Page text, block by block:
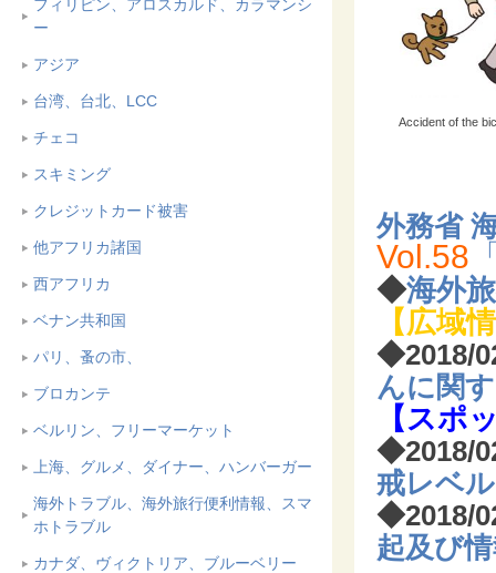
フィリピン、アロスカルド、カラマンシ
ー
アジア
台湾、台北、LCC
チェコ
スキミング
クレジットカード被害
他アフリカ諸国
西アフリカ
ベナン共和国
パリ、蚤の市、
ブロカンテ
ベルリン、フリーマーケット
上海、グルメ、ダイナー、ハンバーガー
海外トラブル、海外旅行便利情報、スマ
ホトラブル
カナダ、ヴィクトリア、ブルーベリー
Accident of the
外務省
Vol.58
◆海外
【広域
◆2018/
んに関
【スポ
◆2018/
戒レベ
◆
起及び